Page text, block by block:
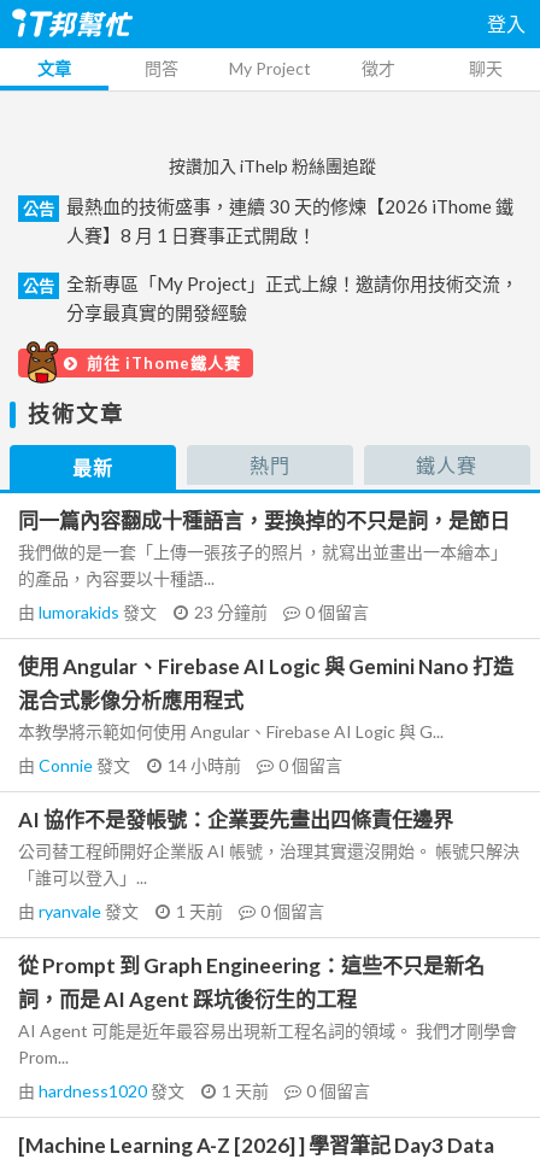
登入
文章 問答 My Project 徵才 聊天
按讚加入 iThelp 粉絲團追蹤
公告
最熱血的技術盛事，連續 30 天的修煉【2026 iThome 鐵
人賽】8 月 1 日賽事正式開啟！
公告
全新專區「My Project」正式上線！邀請你用技術交流，
分享最真實的開發經驗
前往 iThome鐵人賽
技術文章
最新 熱門 鐵人賽
同一篇內容翻成十種語言，要換掉的不只是詞，是節日
我們做的是一套「上傳一張孩子的照片，就寫出並畫出一本繪本」
的產品，內容要以十種語...
由 lumorakids 發文 23 分鐘前 0個留言
使用 Angular、Firebase AI Logic 與 Gemini Nano 打造
混合式影像分析應用程式
本教學將示範如何使用 Angular、Firebase AI Logic 與 G...
由 Connie發文 14 小時前 0個留言
AI 協作不是發帳號：企業要先畫出四條責任邊界
公司替工程師開好企業版 AI 帳號，治理其實還沒開始。 帳號只解決
「誰可以登入」...
由 ryanvale發文 1 天前 0個留言
從 Prompt 到 Graph Engineering：這些不只是新名
詞，而是 AI Agent 踩坑後衍生的工程
AI Agent 可能是近年最容易出現新工程名詞的領域。 我們才剛學會
Prom...
由 hardness1020發文 1 天前 0個留言
[Machine Learning A-Z [2026] ] 學習筆記 Day3 Data